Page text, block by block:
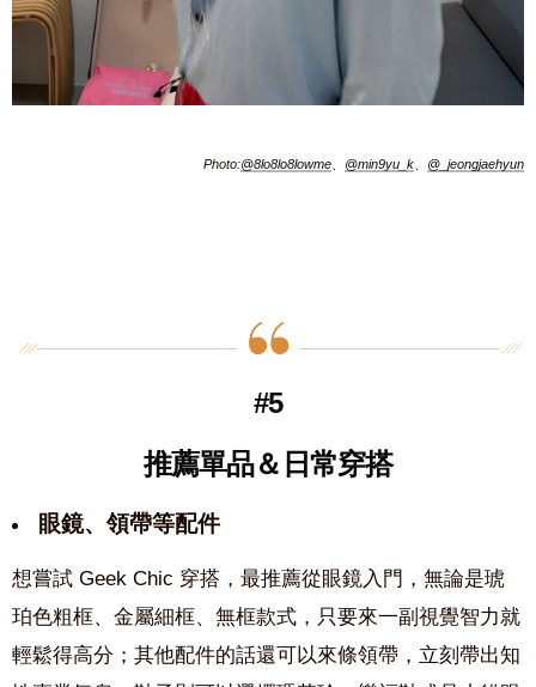
Photo:@8lo8lo8lowme、 @min9yu_k、 @_jeongjaehyun
#5
推薦單品＆日常穿搭
眼鏡、領帶等配件
想嘗試 Geek Chic 穿搭，最推薦從眼鏡入門，無論是琥
珀色粗框、金屬細框、無框款式，只要來一副視覺智力就
輕鬆得高分；其他配件的話還可以來條領帶，立刻帶出知